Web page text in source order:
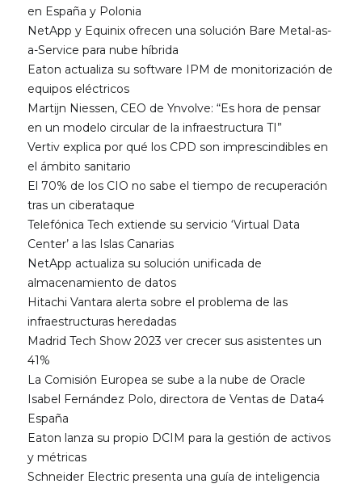
en España y Polonia
NetApp y Equinix ofrecen una solución Bare Metal-as-
a-Service para nube híbrida
Eaton actualiza su software IPM de monitorización de
equipos eléctricos
Martijn Niessen, CEO de Ynvolve: “Es hora de pensar
en un modelo circular de la infraestructura TI”
Vertiv explica por qué los CPD son imprescindibles en
el ámbito sanitario
El 70% de los CIO no sabe el tiempo de recuperación
tras un ciberataque
Telefónica Tech extiende su servicio ‘Virtual Data
Center’ a las Islas Canarias
NetApp actualiza su solución unificada de
almacenamiento de datos
Hitachi Vantara alerta sobre el problema de las
infraestructuras heredadas
Madrid Tech Show 2023 ver crecer sus asistentes un
41%
La Comisión Europea se sube a la nube de Oracle
Isabel Fernández Polo, directora de Ventas de Data4
España
Eaton lanza su propio DCIM para la gestión de activos
y métricas
Schneider Electric presenta una guía de inteligencia